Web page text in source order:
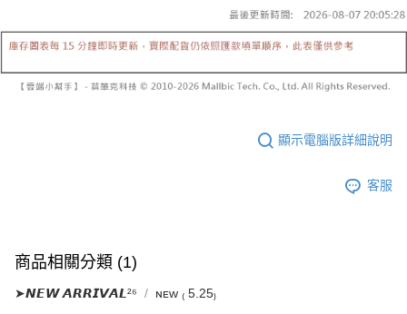
https://oppay.tw/userRule
【注意事項】
１．透過由恩沛科技股份有限公司提供之「AFTEE先享後付」服務完成之交
權轉讓予恩沛科技股份有限公司。
３．未成年的使用者請事先徵得法定代理人或監護人之同意方可使用
「AFTEE先享後付」，若未經同意申辦者引起之損失，本公司不負相關責
４．使用「AFTEE先享後付」時，將依據個別帳號之用戶狀況，依本公司即
時審查核予不同之上限額度；若仍有額度不足之情形，本公司將視審查結果
每筆NT$60，滿NT$1,800(含以上)免運費
付款後7-11取貨
顯示電腦版詳細說明
客服
商品相關分類 (1)
➤𝙉𝙀𝙒 𝘼𝙍𝙍𝙄𝙑𝘼𝙇²⁶ ɴᴇᴡ ₍ 5.25₎